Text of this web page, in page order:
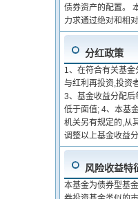
债券资产的配置。
力求通过绝对和相
分红政策
1、在符合有关基
与红利再投资,投资
3、基金收益分配后
低于面值; 4、本基
机关另有规定的,从
调整以上基金收益
风险收益特
本基金为债券型基